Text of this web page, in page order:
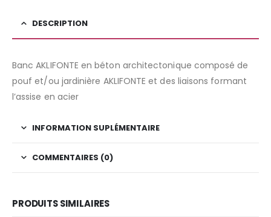
DESCRIPTION
Banc AKLIFONTE en béton architectonique composé de
pouf et/ou jardinière AKLIFONTE et des liaisons formant
l’assise en acier
INFORMATION SUPLÉMENTAIRE
COMMENTAIRES (0)
PRODUITS SIMILAIRES